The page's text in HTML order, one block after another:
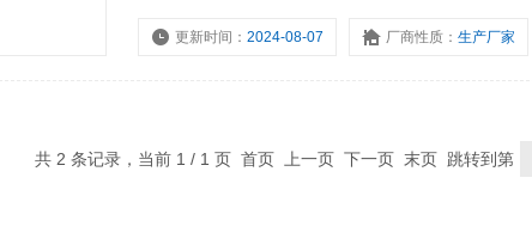
更新时间：2024-08-07 厂商性质：生产厂家
共 2 条记录，当前 1 / 1 页 首页 上一页 下一页 末页 跳转到第